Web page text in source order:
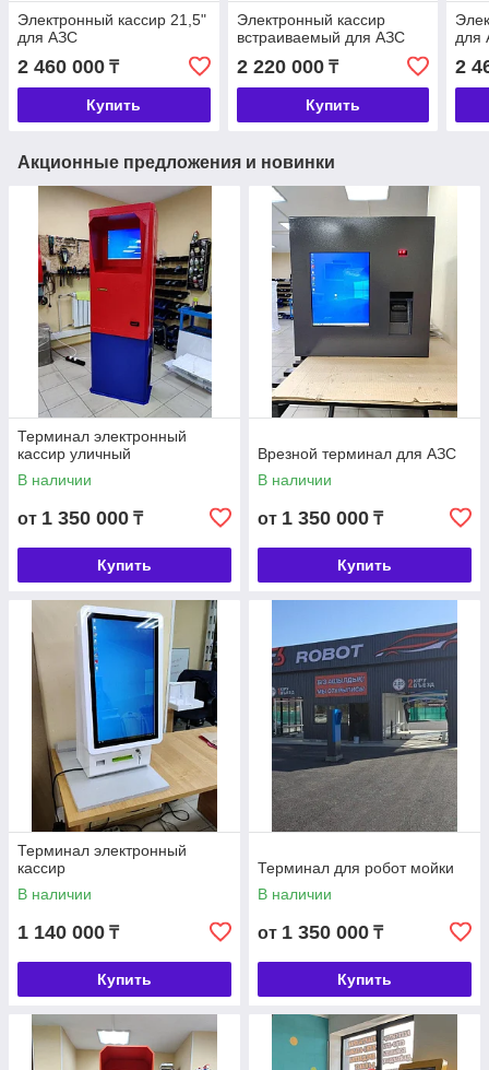
Электронный кассир 21,5"
для АЗС
2 460 000 ₸
Купить
Электронный кассир
встраиваемый для АЗС
2 220 000₸
Купить
для
2
Акционные предложения и новинки
Терминал электронный
кассир уличный
В наличии
от 1 350 000 ₸
Купить
Врезной терминал для АЗС
В наличии
от 1 350 000 ₸
Купить
Терминал электронный
кассир
В наличии
1 140 000 ₸
Купить
Терминал для робот мойки
В наличии
от 1 350 000 ₸
Купить